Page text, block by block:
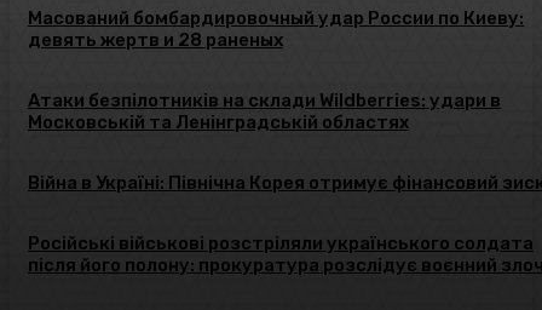
Масований бомбардировочный удар России по Киеву:
девять жертв и 28 раненых
Атаки безпілотників на склади Wildberries: удари в
Московській та Ленінградській областях
Війна в Україні: Північна Корея отримує фінансовий
Російські військові розстріляли українського солдата
після його полону: прокуратура розслідує воєнний